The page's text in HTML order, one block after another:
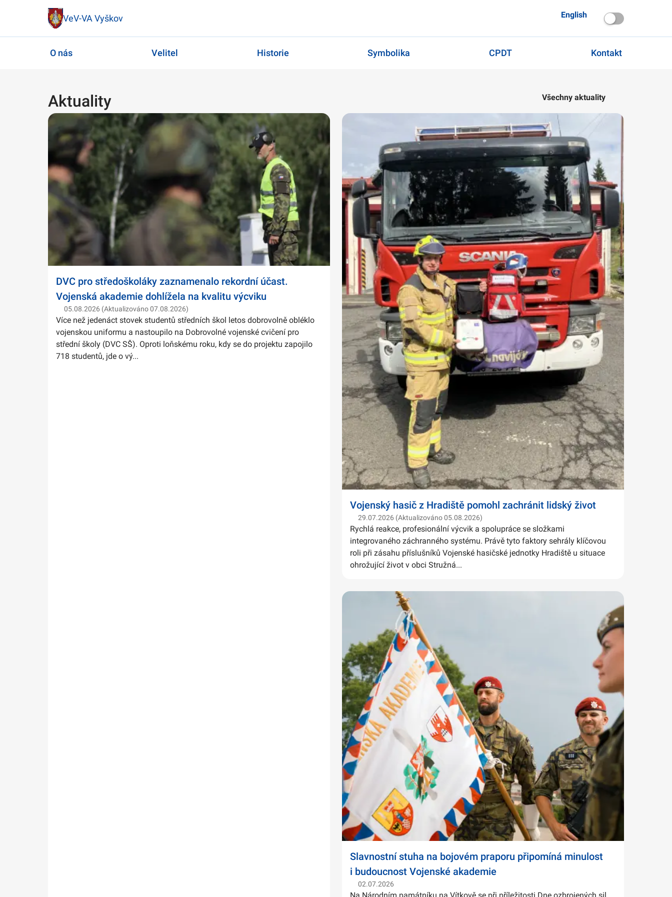
VeV-VA Vyškov English
O nás Velitel Historie Symbolika CPDT Kontakt
Aktuality Všechny aktuality
DVC pro středoškoláky zaznamenalo rekordní účast.
Vojenská akademie dohlížela na kvalitu výcviku
05.08.2026 (Aktualizováno 07.08.2026)
Více než jedenáct stovek studentů středních škol letos dobrovolně obléklo
vojenskou uniformu a nastoupilo na Dobrovolné vojenské cvičení pro
střední školy (DVC SŠ). Oproti loňskému roku, kdy se do projektu zapojilo
718 studentů, jde o vý...
Vojenský hasič z Hradiště pomohl zachránit lidský život
29.07.2026 (Aktualizováno 05.08.2026)
Rychlá reakce, profesionální výcvik a spolupráce se složkami
integrovaného záchranného systému. Právě tyto faktory sehrály klíčovou
roli při zásahu příslušníků Vojenské hasičské jednotky Hradiště u situace
ohrožující život v obci Stružná...
Slavnostní stuha na bojovém praporu připomíná minulost
i budoucnost Vojenské akademie
02.07.2026